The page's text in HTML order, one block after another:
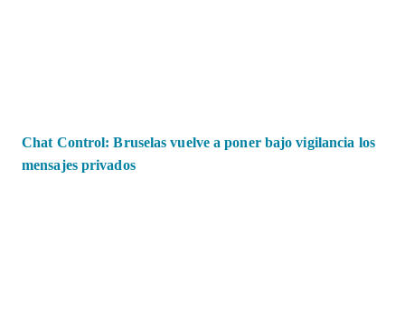
Chat Control: Bruselas vuelve a poner bajo vigilancia los
mensajes privados